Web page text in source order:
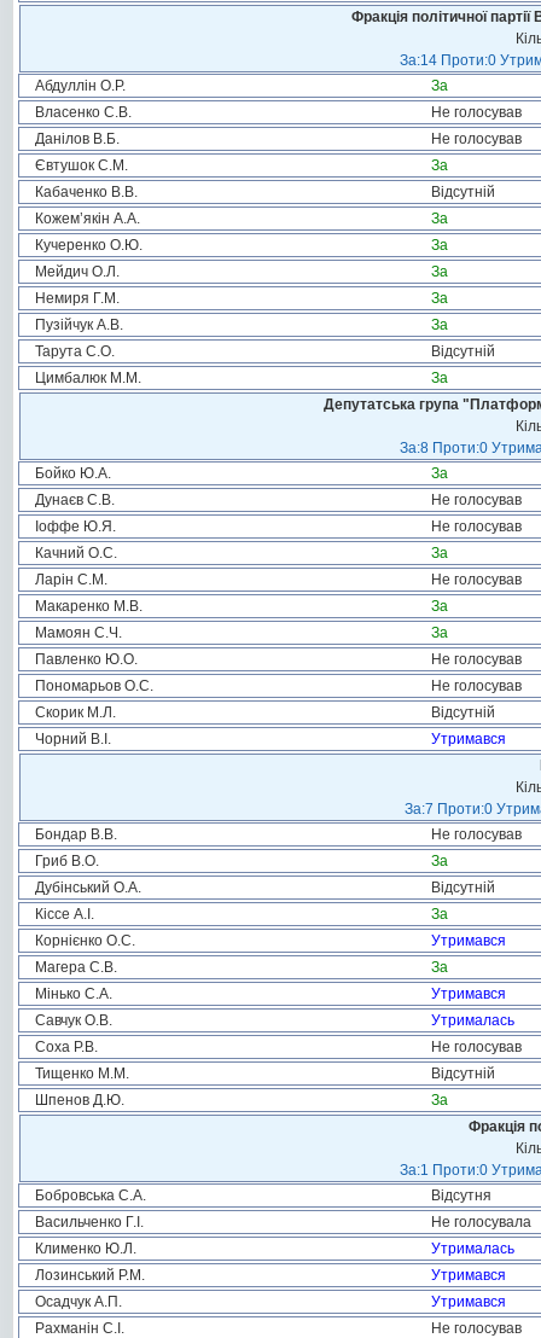
Фракція політичної
За:14 Проти:0
Абдуллін О.Р.
За
Власенко С.В.
Не голосував
Данілов В.Б.
Не голосував
Євтушок С.М.
За
Кабаченко В.В.
Відсутній
Кожем’якін А.А.
За
Кучеренко О.Ю.
За
Мейдич О.Л.
За
Немиря Г.М.
За
Пузійчук А.В.
За
Тарута С.О.
Відсутній
Цимбалюк М.М.
За
Депутатська група
За:8 Проти:0
Бойко Ю.А.
За
Дунаєв С.В.
Не голосував
Іоффе Ю.Я.
Не голосував
Качний О.С.
За
Ларін С.М.
Не голосував
Макаренко М.В.
За
Мамоян С.Ч.
За
Павленко Ю.О.
Не голосував
Пономарьов О.С.
Не голосував
Скорик М.Л.
Відсутній
Чорний В.І.
Утримався
За:7 Проти:0
Бондар В.В.
Не голосував
Гриб В.О.
За
Дубінський О.А.
Відсутній
Кіссе А.І.
За
Корнієнко О.С.
Утримався
Магера С.В.
За
Мінько С.А.
Утримався
Савчук О.В.
Утрималась
Соха Р.В.
Не голосував
Тищенко М.М.
Відсутній
Шпенов Д.Ю.
За
Фракція
За:1 Проти:0
Бобровська С.А.
Відсутня
Васильченко Г.І.
Не голосувала
Клименко Ю.Л.
Утрималась
Лозинський Р.М.
Утримався
Осадчук А.П.
Утримався
Рахманін С.І.
Не голосував